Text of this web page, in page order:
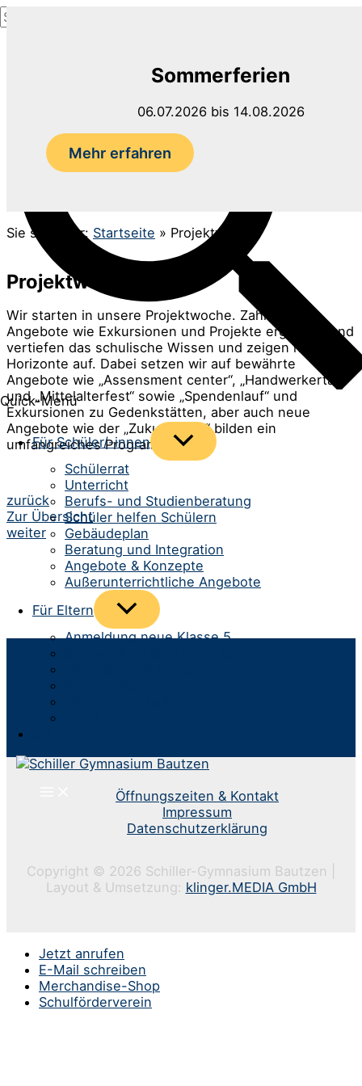
Zum
Inhalt
Suchen
nach:
Quick-Menü
Für Schüler/-innen
Menü
umschalten
Schülerrat
Unterricht
Berufs- und Studienberatung
Schüler helfen Schülern
Gebäudeplan
Beratung und Integration
Angebote & Konzepte
Außerunterrichtliche Angebote
Für Eltern
Menü
umschalten
Anmeldung neue Klasse 5
Sommerferien
06.07.2026 bis 14.08.2026
Mehr erfahren
Sie sind hier: Startseite » Projektwoche
Projektwoche
Wir starten in unsere Projektwoche. Zahlreiche
Angebote wie Exkursionen und Projekte ergänzen und
vertiefen das schulische Wissen und zeigen neue
Horizonte auf. Dabei setzen wir auf bewährte
Angebote wie „Assensment center“, „Handwerkertag“
und „Mittelalterfest“ sowie „Spendenlauf“ und
Exkursionen zu Gedenkstätten, aber auch neue
Angebote wie der „Zukunftstag“ bilden ein
umfangreiches Programm.
Beitrags-
Navigation
zurück
Zur Übersicht
weiter
Öffnungszeiten & Kontakt
Impressum
Datenschutzerklärung
Copyright © 2026 Schiller-Gymnasium Bautzen |
Layout & Umsetzung: klinger.MEDIA GmbH
Jetzt anrufen
E-Mail schreiben
Merchandise-Shop
Schulförderverein